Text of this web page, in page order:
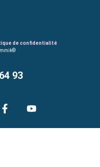
de confidentialité
93